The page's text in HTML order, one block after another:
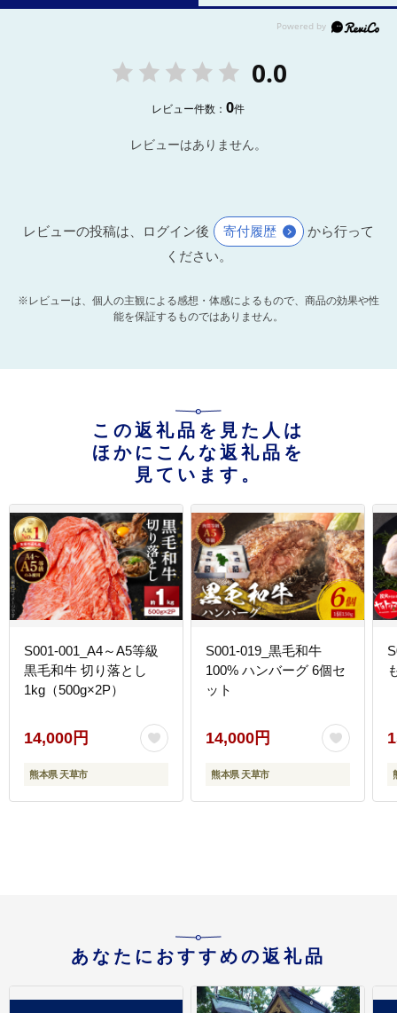
0.0
レビュー件数：0件
レビューはありません。
レビューの投稿は、ログイン後 寄付履歴
から行って
ください。
※レビューは、個人の主観による感想・体感によるもので、商品の効果や性
能を保証するものではありません。
この返礼品を見た人は
ほかにこんな返礼品を
見ています。
S001-001_A4～A5等級
黒毛和牛 切り落とし
1kg（500g×2P）
14,000円
熊本県 天草市
S001-019_黒毛和牛
100% ハンバーグ 6個セ
ット
14,000円
熊本県 天草市
あなたにおすすめの返礼品